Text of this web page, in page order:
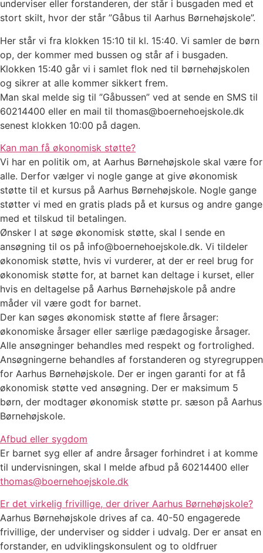
underviser eller forstanderen, der står i busgaden med et
stort skilt, hvor der står ”Gåbus til Aarhus Børnehøjskole”.
Her står vi fra klokken 15:10 til kl. 15:40. Vi samler de børn
op, der kommer med bussen og står af i busgaden.
Klokken 15:40 går vi i samlet flok ned til børnehøjskolen
og sikrer at alle kommer sikkert frem.
Man skal melde sig til ”Gåbussen” ved at sende en SMS til
60214400 eller en mail til thomas@boernehoejskole.dk
senest klokken 10:00 på dagen.
Kan man få økonomisk støtte?
Vi har en politik om, at Aarhus Børnehøjskole skal være for
alle. Derfor vælger vi nogle gange at give økonomisk
støtte til et kursus på Aarhus Børnehøjskole. Nogle gange
støtter vi med en gratis plads på et kursus og andre gange
med et tilskud til betalingen.
Ønsker I at søge økonomisk støtte, skal I sende en
ansøgning til os på info@boernehoejskole.dk. Vi tildeler
økonomisk støtte, hvis vi vurderer, at der er reel brug for
økonomisk støtte for, at barnet kan deltage i kurset, eller
hvis en deltagelse på Aarhus Børnehøjskole på andre
måder vil være godt for barnet.
Der kan søges økonomisk støtte af flere årsager:
økonomiske årsager eller særlige pædagogiske årsager.
Alle ansøgninger behandles med respekt og fortrolighed.
Ansøgningerne behandles af forstanderen og styregruppen
for Aarhus Børnehøjskole. Der er ingen garanti for at få
økonomisk støtte ved ansøgning. Der er maksimum 5
børn, der modtager økonomisk støtte pr. sæson på Aarhus
Børnehøjskole.
Afbud eller sygdom
Er barnet syg eller af andre årsager forhindret i at komme
til undervisningen, skal I melde afbud på 60214400 eller
thomas@boernehoejskole.dk
Er det virkelig frivillige, der driver Aarhus Børnehøjskole?
Aarhus Børnehøjskole drives af ca. 40-50 engagerede
frivillige, der underviser og sidder i udvalg. Der er ansat en
forstander, en udviklingskonsulent og to oldfruer